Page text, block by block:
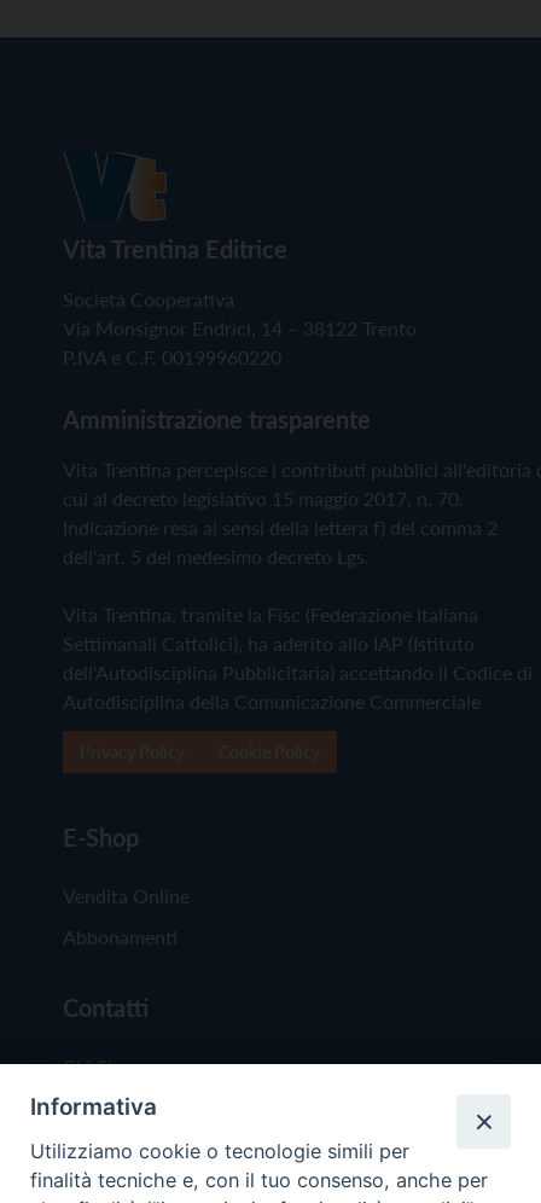
Vita Trentina Editrice
Società Cooperativa
Via Monsignor Endrici, 14 – 38122 Trento
P.IVA e C.F. 00199960220
Amministrazione trasparente
Vita Trentina percepisce i contributi pubblici all'editoria
cui al decreto legislativo 15 maggio 2017, n. 70.
Indicazione resa ai sensi della lettera f) del comma 2
dell'art. 5 del medesimo decreto Lgs.
Vita Trentina, tramite la Fisc (Federazione Italiana
Settimanali Cattolici), ha aderito allo IAP (Istituto
dell'Autodisciplina Pubblicitaria) accettando il Codice di
Autodisciplina della Comunicazione Commerciale
E-Shop
Vendita Online
Abbonamenti
Contatti
Chi Siamo
Redazione
Scrivici
Informativa
Utilizziamo cookie o tecnologie simili per
finalità tecniche e, con il tuo consenso, anche per